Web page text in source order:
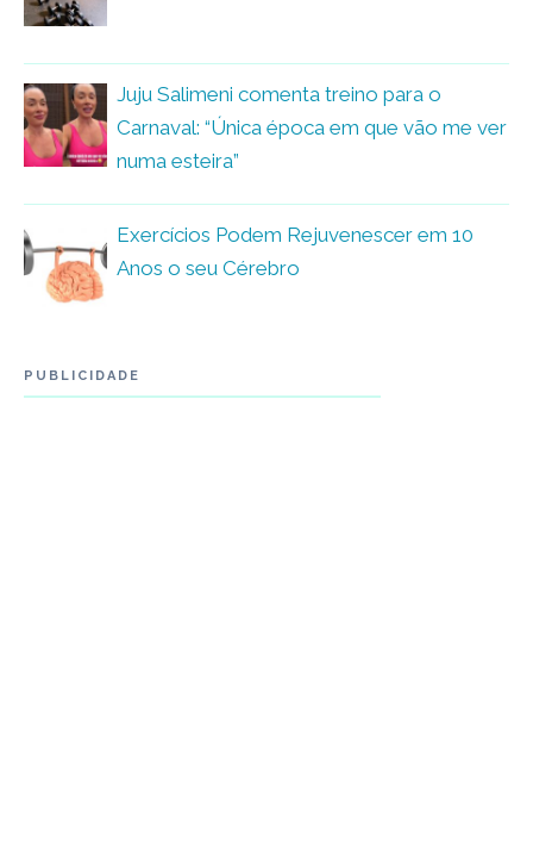
Juju Salimeni comenta treino para o
Carnaval: “Única época em que vão me ver
numa esteira”
Exercícios Podem Rejuvenescer em 10
Anos o seu Cérebro
PUBLICIDADE